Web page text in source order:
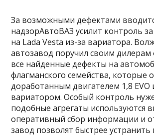
За возможными дефектами
надзорАвтоВАЗ усилит контроль
на Lada Vesta из-за вариатора.
автозавод поручил своим дилерам
все найденные дефекты на
флагманского семейства, которые
доработанным двигателем 1,8 EVO
вариатором. Особый контроль
подобные агрегаты используются
оперативный сбор информации и
завод позволят быстрее устранить